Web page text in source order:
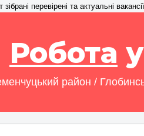
перевірені та актуальні
Робота
район /